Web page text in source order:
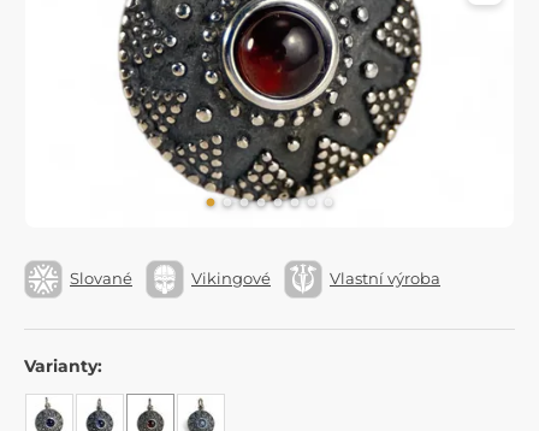
Slované Vikingové Vlastní výroba
Varianty: